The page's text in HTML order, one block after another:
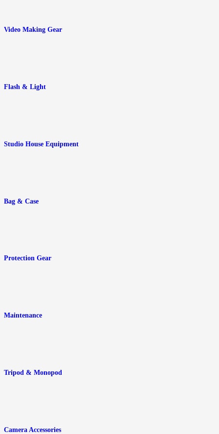
Video Making Gear
Flash & Light
Studio House Equipment
Bag & Case
Protection Gear
Maintenance
Tripod & Monopod
Camera Accessories